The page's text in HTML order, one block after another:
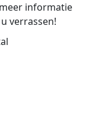
informatie
verrassen!